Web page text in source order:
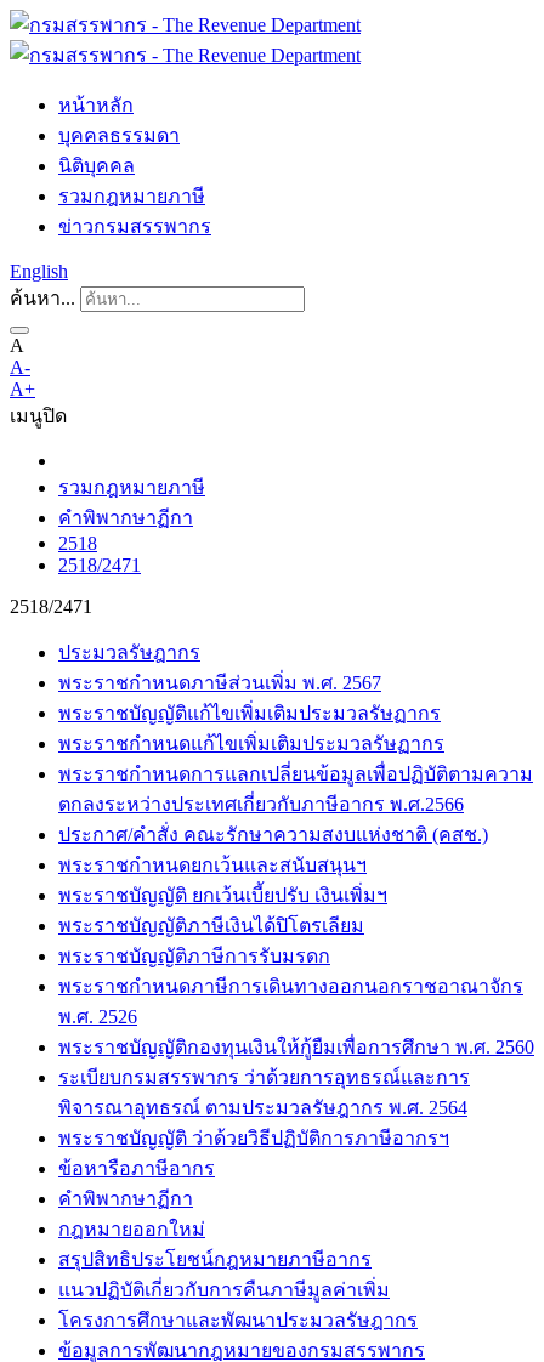
หน้าหลัก
บุคคลธรรมดา
นิติบุคคล
รวมกฎหมายภาษี
ข่าวกรมสรรพากร
English
ค้นหา...
A
A-
A+
เมนูปิด
รวมกฎหมายภาษี
คำพิพากษาฏีกา
2518
2518/2471
2518/2471
ประมวลรัษฎากร
พระราชกำหนดภาษีส่วนเพิ่ม พ.ศ. 2567
พระราชบัญญัติแก้ไขเพิ่มเติมประมวลรัษฏากร
พระราชกำหนดแก้ไขเพิ่มเติมประมวลรัษฏากร
พระราชกำหนดการแลกเปลี่ยนข้อมูลเพื่อปฏิบัติตามความ
ตกลงระหว่างประเทศเกี่ยวกับภาษีอากร พ.ศ.2566
ประกาศ/คำสั่ง คณะรักษาความสงบแห่งชาติ (คสช.)
พระราชกำหนดยกเว้นและสนับสนุนฯ
พระราชบัญญัติ ยกเว้นเบี้ยปรับ เงินเพิ่มฯ
พระราชบัญญัติภาษีเงินได้ปิโตรเลียม
พระราชบัญญัติภาษีการรับมรดก
พระราชกำหนดภาษีการเดินทางออกนอกราชอาณาจักร
พ.ศ. 2526
พระราชบัญญัติกองทุนเงินให้กู้ยืมเพื่อการศึกษา พ.ศ. 2560
ระเบียบกรมสรรพากร ว่าด้วยการอุทธรณ์และการ
พิจารณาอุทธรณ์ ตามประมวลรัษฎากร พ.ศ. 2564
พระราชบัญญัติ ว่าด้วยวิธีปฏิบัติการภาษีอากรฯ
ข้อหารือภาษีอากร
คำพิพากษาฏีกา
กฎหมายออกใหม่
สรุปสิทธิประโยชน์กฎหมายภาษีอากร
แนวปฏิบัติเกี่ยวกับการคืนภาษีมูลค่าเพิ่ม
โครงการศึกษาและพัฒนาประมวลรัษฎากร
ข้อมูลการพัฒนากฎหมายของกรมสรรพากร